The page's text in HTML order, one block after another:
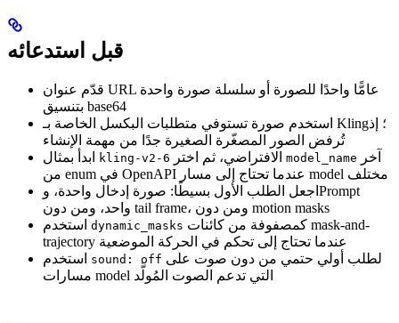
قبل استدعائه
قدّم عنوان URL عامًّا واحدًا للصورة أو سلسلة صورة واحدة
بتنسيق base64
استخدم صورة تستوفي متطلبات البكسل الخاصة بـ Kling؛ إذ
تُرفض الصور المصغّرة الصغيرة جدًا من مهمة الإنشاء
kling-v2-6 model_name
من enum في OpenAPI عندما تحتاج إلى مسار model مختلف
اجعل الطلب الأول بسيطًا: صورة إدخال واحدة، وPrompt
واحد، ومن دون tail frame، ومن دون motion masks
dynamic_masks
trajectory عندما تحتاج إلى تحكم في الحركة الموضعية
sound: off
مسارات model التي تدعم الصوت المُولَّد